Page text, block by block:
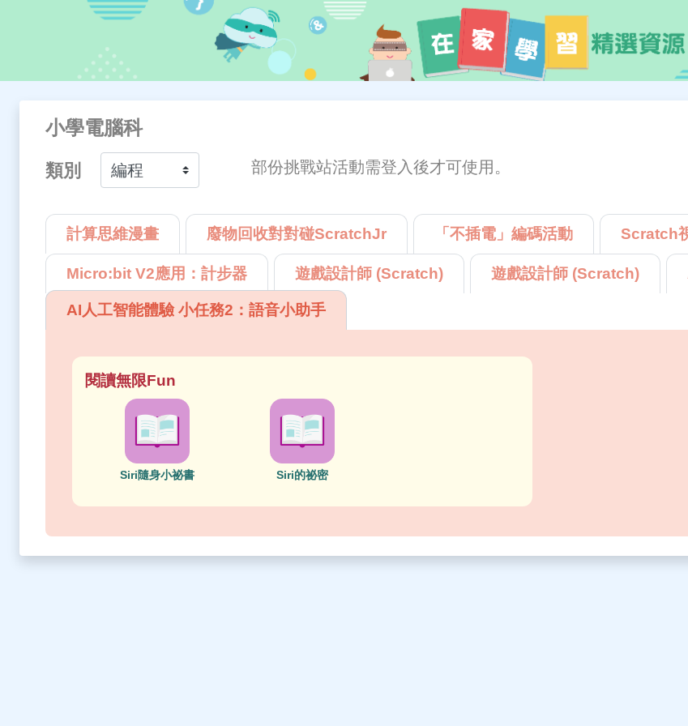
小學電腦科
類別 部份挑戰站活動需登入後才可使用。
計算思維漫畫 廢物回收對對碰ScratchJr 「不插電」編碼活動 Scratch
Micro:bit V2應用：計步器 遊戲設計師 (Scratch) 遊戲設計師 (Scratch)
AI人工智能體驗 小任務2：語音小助手
閱讀無限Fun
Siri隨身小祕書 Siri的祕密